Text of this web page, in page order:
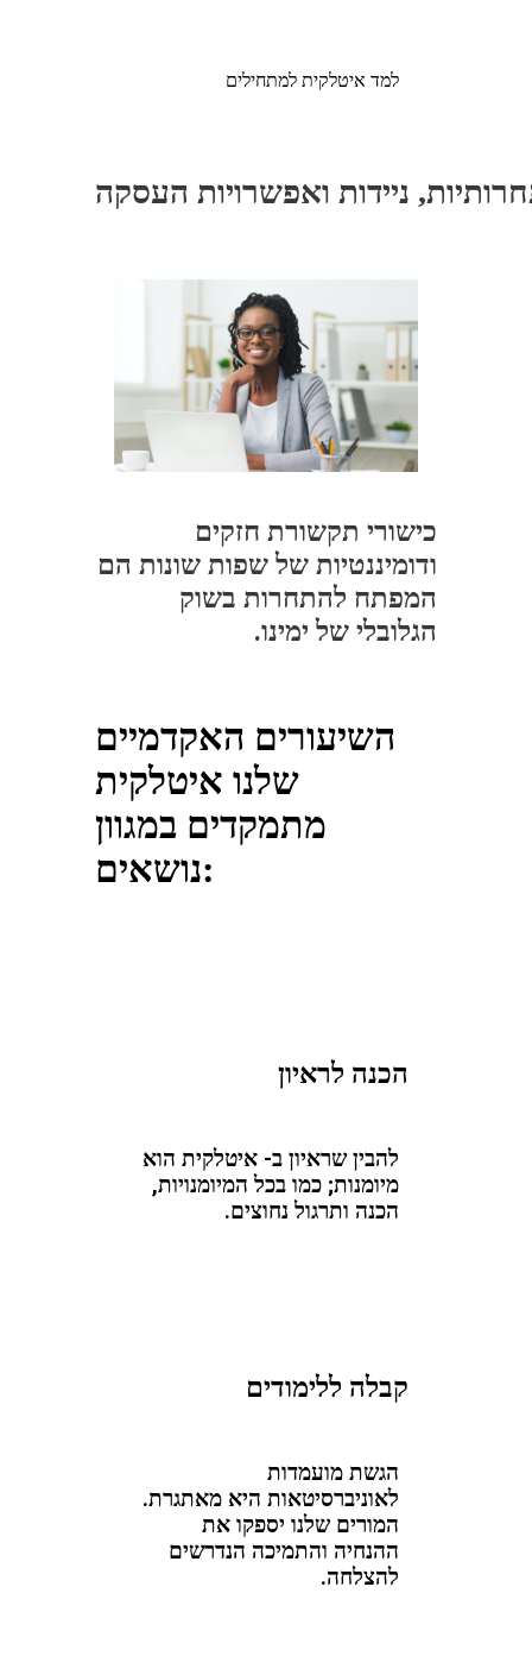
למד איטלקית למתחילים
ניידות ואפשרויות העסקה
כישורי תקשורת חזקים
ודומיננטיות של שפות שונות הם
המפתח להתחרות בשוק
הגלובלי של ימינו.
השיעורים האקדמיים
שלנו איטלקית
מתמקדים במגוון
נושאים:
הכנה לראיון
להבין שראיון ב- איטלקית הוא
מיומנות; כמו בכל המיומנויות,
הכנה ותרגול נחוצים.
קבלה ללימודים
הגשת מועמדות
לאוניברסיטאות היא מאתגרת.
המורים שלנו יספקו את
ההנחיה והתמיכה הנדרשים
להצלחה.